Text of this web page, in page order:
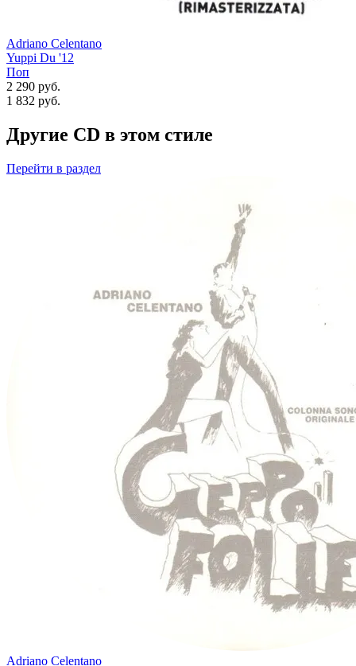
Adriano Celentano
Yuppi Du '12
Поп
2 290 руб.
1 832 руб.
Другие CD в этом стиле
Перейти в раздел
Adriano Celentano